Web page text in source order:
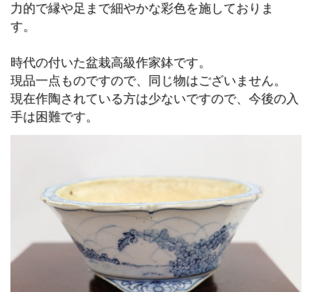
力的で縁や足まで細やかな彩色を施しておりま
す。
時代の付いた盆栽高級作家鉢です。
現品一点ものですので、同じ物はございません。
現在作陶されている方は少ないですので、今後の入
手は困難です。